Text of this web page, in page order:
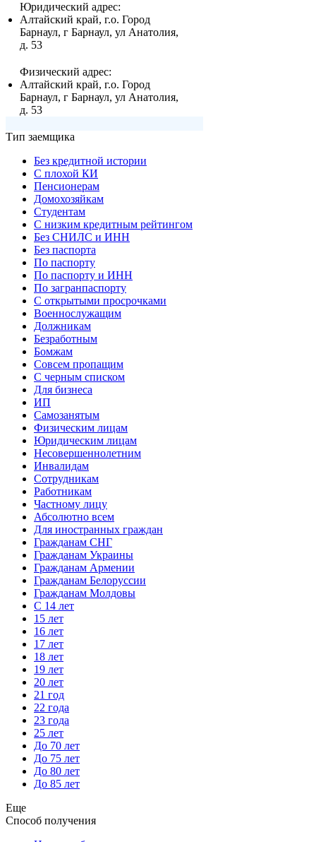
Юридический адрес:
Алтайский край, г.о. Город
Барнаул, г Барнаул, ул Анатолия,
д. 53
Физический адрес:
Алтайский край, г.о. Город
Барнаул, г Барнаул, ул Анатолия,
д. 53
Тип заемщика
Без кредитной истории
С плохой КИ
Пенсионерам
Домохозяйкам
Студентам
С низким кредитным рейтингом
Без СНИЛС и ИНН
Без паспорта
По паспорту
По паспорту и ИНН
По загранпаспорту
С открытыми просрочками
Военнослужащим
Должникам
Безработным
Бомжам
Совсем пропащим
С черным списком
Для бизнеса
ИП
Самозанятым
Физическим лицам
Юридическим лицам
Несовершеннолетним
Инвалидам
Сотрудникам
Работникам
Частному лицу
Абсолютно всем
Для иностранных граждан
Гражданам СНГ
Гражданам Украины
Гражданам Армении
Гражданам Белоруссии
Гражданам Молдовы
С 14 лет
15 лет
16 лет
17 лет
18 лет
19 лет
20 лет
21 год
22 года
23 года
25 лет
До 70 лет
До 75 лет
До 80 лет
До 85 лет
Еще
Способ получения